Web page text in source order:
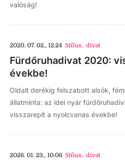
valóság!
2020. 07. 02., 12:24 Stílus, divat
Fürdőruhadivat 2020:
évekbe!
Oldalt derékig felszabott alsók,
állatminta: az idei nyár
visszarepít a nyolcvanas évekbe!
2026. 01. 23., 10:06 Stílus, divat